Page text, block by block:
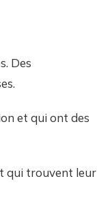
Des
et qui ont des
qui trouvent leur